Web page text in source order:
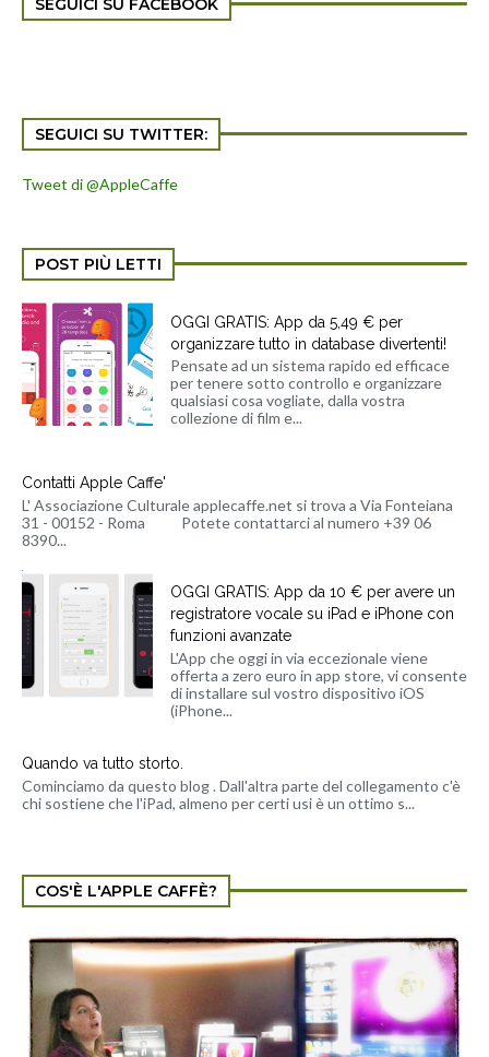
SEGUICI SU FACEBOOK
SEGUICI SU TWITTER:
Tweet di @AppleCaffe
POST PIÙ LETTI
OGGI GRATIS: App da 5,49 € per
organizzare tutto in database divertenti!
Pensate ad un sistema rapido ed efficace
per tenere sotto controllo e organizzare
qualsiasi cosa vogliate, dalla vostra
collezione di film e...
Contatti Apple Caffe'
L' Associazione Culturale applecaffe.net si trova a Via Fonteiana
31 - 00152 - Roma Potete contattarci al numero +39 06
8390...
OGGI GRATIS: App da 10 € per avere un
registratore vocale su iPad e iPhone con
funzioni avanzate
L'App che oggi in via eccezionale viene
offerta a zero euro in app store, vi consente
di installare sul vostro dispositivo iOS
(iPhone...
Quando va tutto storto.
Cominciamo da questo blog . Dall'altra parte del collegamento c'è
chi sostiene che l'iPad, almeno per certi usi è un ottimo s...
COS'È L'APPLE CAFFÈ?